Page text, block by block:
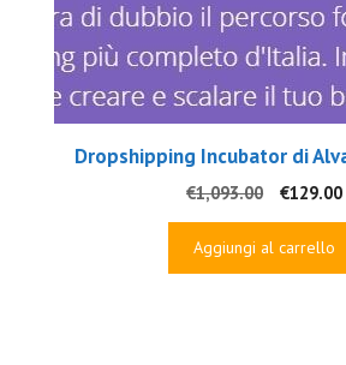
Dropshipping Incubator di
€1,093.00
Il
prezzo
originale
€129.00Il
Aggiungi al carrello